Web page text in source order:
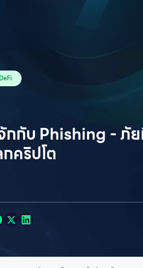
DeFi
กกับ Phishing - ภั
กคริปโต